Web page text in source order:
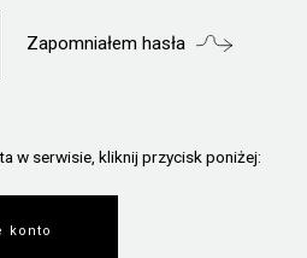
Zapomniałem hasła
w serwisie, kliknij przycisk poniżej:
konto